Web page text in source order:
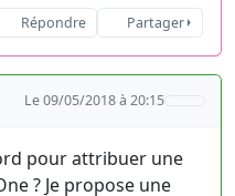
Répondre Partager
Le 09/05/2018 à 20:15
pour attribuer une
? Je propose une